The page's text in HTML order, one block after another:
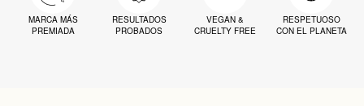
MARCA MÁS
PREMIADA
RESULTADOS
PROBADOS
VEGAN &
CRUELTY FREE
RESPETUOSO
CON EL PLANETA